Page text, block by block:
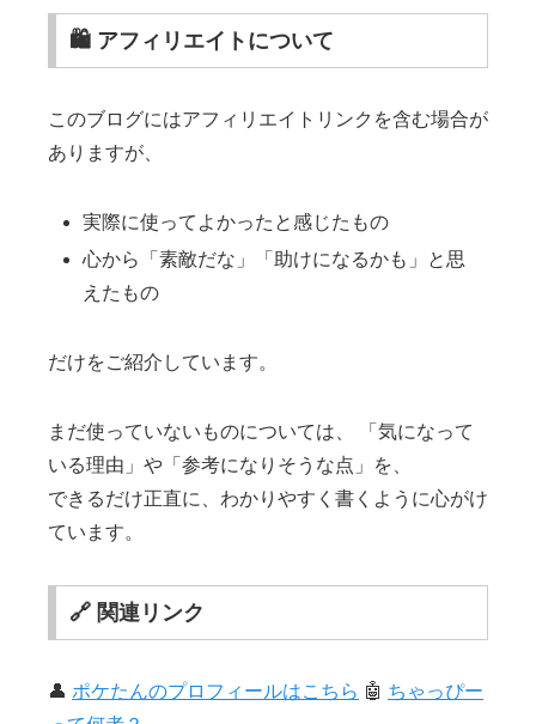
🛍 アフィリエイトについて
このブログにはアフィリエイトリンクを含む場合が
ありますが、
実際に使ってよかったと感じたもの
心から「素敵だな」「助けになるかも」と思
えたもの
だけをご紹介しています。
まだ使っていないものについては、 「気になって
いる理由」や「参考になりそうな点」を、
できるだけ正直に、わかりやすく書くように心がけ
ています。
🔗 関連リンク
👤 ポケたんのプロフィールはこちら 🤖 ちゃっぴー